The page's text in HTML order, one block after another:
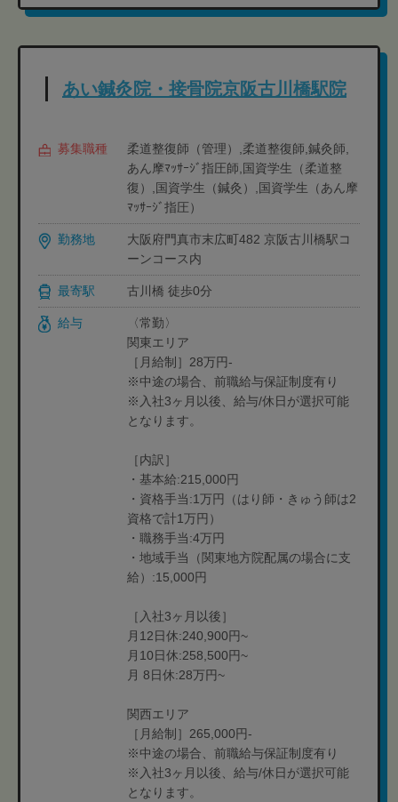
あい鍼灸院・接骨院京阪古川橋駅院
募集職種
柔道整復師（管理）,柔道整復師,鍼灸師,
あん摩ﾏｯｻｰｼﾞ指圧師,国資学生（柔道整
復）,国資学生（鍼灸）,国資学生（あん摩
ﾏｯｻｰｼﾞ指圧）
勤務地
大阪府門真市末広町482 京阪古川橋駅コ
ーンコース内
最寄駅 古川橋 徒歩0分
給与
〈常勤〉
関東エリア
［月給制］28万円-
※中途の場合、前職給与保証制度有り
※入社3ヶ月以後、給与/休日が選択可能
となります。
［内訳］
・基本給:215,000円
・資格手当:1万円（はり師・きゅう師は2
資格で計1万円）
・職務手当:4万円
・地域手当（関東地方院配属の場合に支
給）:15,000円
［入社3ヶ月以後］
月12日休:240,900円~
月10日休:258,500円~
月 8日休:28万円~
関西エリア
［月給制］265,000円-
※中途の場合、前職給与保証制度有り
※入社3ヶ月以後、給与/休日が選択可能
となります。